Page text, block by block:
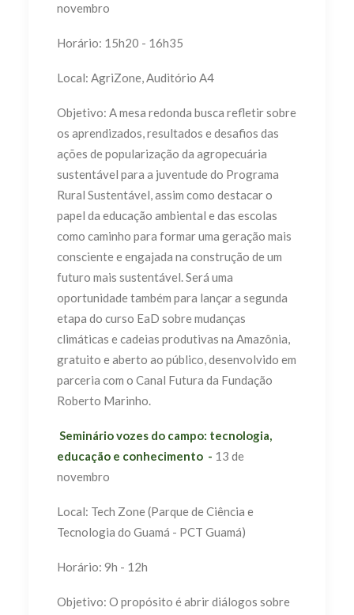
novembro
Horário: 15h20 - 16h35
Local: AgriZone, Auditório A4
Objetivo: A mesa redonda busca refletir sobre
os aprendizados, resultados e desafios das
ações de popularização da agropecuária
sustentável para a juventude do Programa
Rural Sustentável, assim como destacar o
papel da educação ambiental e das escolas
como caminho para formar uma geração mais
consciente e engajada na construção de um
futuro mais sustentável. Será uma
oportunidade também para lançar a segunda
etapa do curso EaD sobre mudanças
climáticas e cadeias produtivas na Amazônia,
gratuito e aberto ao público, desenvolvido em
parceria com o Canal Futura da Fundação
Roberto Marinho.
Seminário vozes do campo: tecnologia,
educação e conhecimento - 13 de
novembro
Local: Tech Zone (Parque de Ciência e
Tecnologia do Guamá - PCT Guamá)
Horário: 9h - 12h
Objetivo: O propósito é abrir diálogos sobre